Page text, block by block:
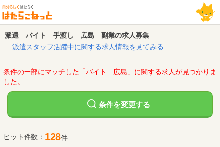
派遣 バイト 手渡し 広島 副業の求人募集
派遣スタッフ活躍中に関する求人情報を見てみる
条件の一部にマッチした「バイト 広島」に関する求人が見つかりま
した。
条件を変更する
ヒット件数： 128件